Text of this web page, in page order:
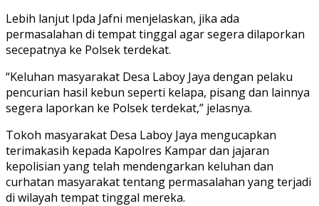
Lebih lanjut Ipda Jafni menjelaskan, jika ada
permasalahan di tempat tinggal agar segera dilaporkan
secepatnya ke Polsek terdekat.
“Keluhan masyarakat Desa Laboy Jaya dengan pelaku
pencurian hasil kebun seperti kelapa, pisang dan lainnya
segera laporkan ke Polsek terdekat,” jelasnya.
Tokoh masyarakat Desa Laboy Jaya mengucapkan
terimakasih kepada Kapolres Kampar dan jajaran
kepolisian yang telah mendengarkan keluhan dan
curhatan masyarakat tentang permasalahan yang terjadi
di wilayah tempat tinggal mereka.